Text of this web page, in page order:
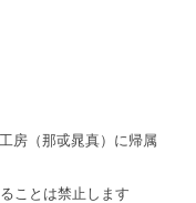
房（那戓晁真）に帰属
ことは禁止します